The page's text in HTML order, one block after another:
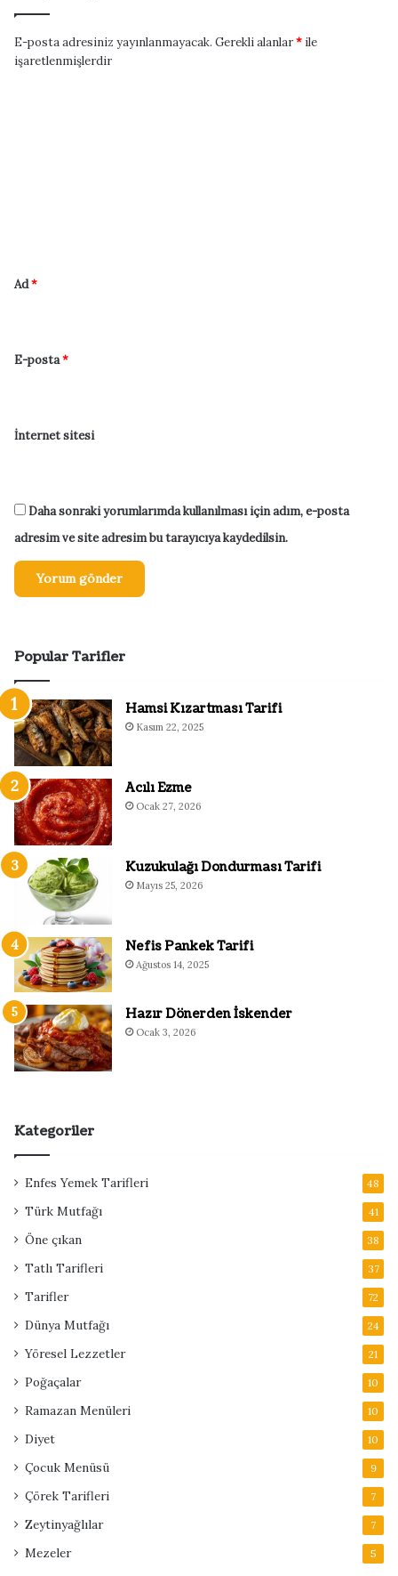
E-posta adresiniz yayınlanmayacak. Gerekli alanlar* ile
işaretlenmişlerdir
Ad*
E-posta*
İnternet sitesi
Daha sonraki yorumlarımda kullanılması için adım, e-posta
adresim ve site adresim bu tarayıcıya kaydedilsin.
Popular Tarifler
Hamsi Kızartması Tarifi
Kasım 22, 2025
Acılı Ezme
Ocak 27, 2026
Kuzukulağı Dondurması Tarifi
Mayıs 25, 2026
Nefis Pankek Tarifi
Ağustos 14, 2025
Hazır Dönerden İskender
Ocak 3, 2026
Kategoriler
Enfes Yemek Tarifleri 48
Türk Mutfağı 41
Öne çıkan 38
Tatlı Tarifleri 37
Tarifler 72
Dünya Mutfağı 24
Yöresel Lezzetler 21
Poğaçalar 10
Ramazan Menüleri 10
Diyet 10
Çocuk Menüsü 9
Çörek Tarifleri 7
Zeytinyağlılar 7
Mezeler 5